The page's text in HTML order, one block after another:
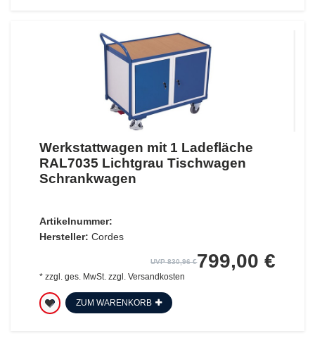
Werkstattwagen mit 1 Ladefläche
RAL7035 Lichtgrau Tischwagen
Schrankwagen
Artikelnummer:
Hersteller: Cordes
UVP 830,96 €799,00 €
* zzgl. ges. MwSt. zzgl. Versandkosten
ZUM WARENKORB